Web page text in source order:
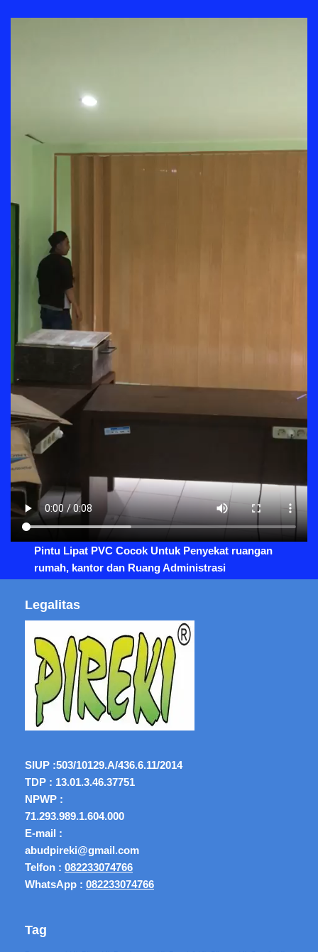
Pintu Lipat PVC Cocok Untuk Penyekat ruangan
rumah, kantor dan Ruang Administrasi
Legalitas
SIUP :503/10129.A/436.6.11/2014
TDP : 13.01.3.46.37751
NPWP :
71.293.989.1.604.000
E-mail :
abudpireki@gmail.com
Telfon : 082233074766
WhatsApp : 082233074766
Tag